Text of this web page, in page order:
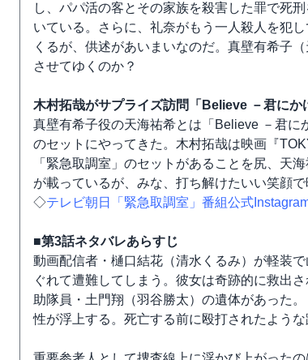
し、パパ活の客とその家族を殺害した罪で死
いている。さらに、礼奈がもう一人殺人を犯
くるが、供述があいまいなのだ。真壁有希子
させてゆくのか？
木村拓哉がサプライズ訪問「Believe －君にか
真壁有希子役の天海祐希とは「Believe －君に
のセットにやってきた。木村拓哉は映画『
「緊急取調室」のセットがあることを尻、天
が載っているが、みな、打ち解けたいい笑顔で
◇テレビ朝日「緊急取調室」番組公式
■第3話ネタバレあらすじ
動画配信者・樋口結花（清水くるみ）が軽装
ぐれて遭難してしまう。彼女は奇跡的に救出
助隊員・土門翔（羽谷勝太）の遺体があった
性が浮上する。死亡する前に殴打されたような